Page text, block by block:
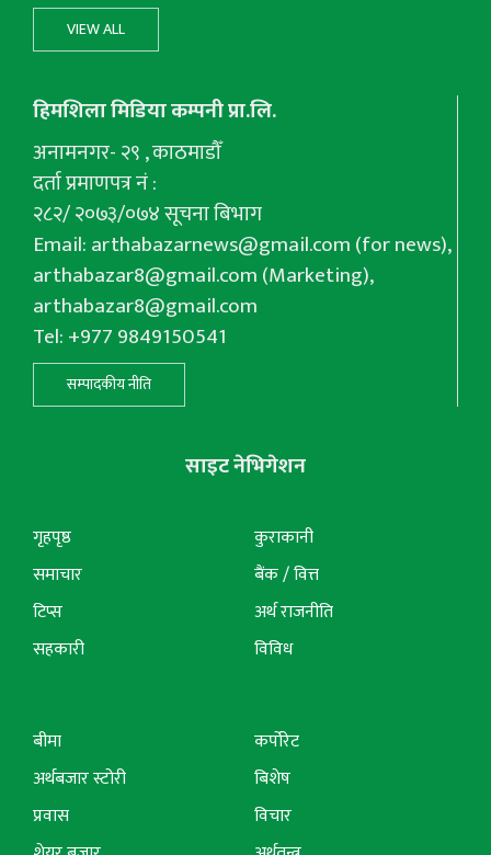
VIEW ALL
हिमशिला मिडिया कम्पनी प्रा.लि.
अनामनगर- २९ , काठमाडौँ
दर्ता प्रमाणपत्र नं :
२८२/ २०७३/०७४ सूचना बिभाग
Email:arthabazarnews@gmail.com(for news),
arthabazar8@gmail.com(Marketing),
arthabazar8@gmail.com
Tel: +977 9849150541
सम्पादकीय नीति
साइट नेभिगेशन
गृहपृष्ठ
समाचार
टिप्स
सहकारी
कुराकानी
बैंक / वित्त
अर्थ राजनीति
विविध
बीमा
अर्थबजार स्टोरी
प्रवास
कर्पोरेट
बिशेष
विचार